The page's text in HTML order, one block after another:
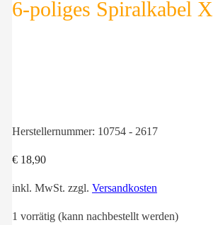
6-poliges Spiralkabel
Herstellernummer: 10754 - 2617
€ 18,90
inkl. MwSt. zzgl. Versandkosten
1 vorrätig (kann nachbestellt werden)